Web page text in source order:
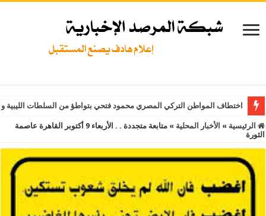
اختطاف المواطن التركي المصري محمود فتحي بتواطؤ من السلطات
الرئيسية » الأخبار المحلية »
متابعة متجددة . . الأربعاء 9 أكتوبر القاهرة عاصمة
الثورة